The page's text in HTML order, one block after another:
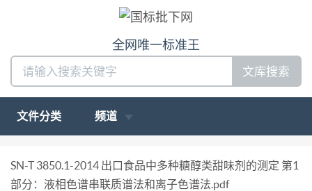
全网唯一标准王
文库搜索
文件分类 频道
SN-T 3850.1-2014 出口食品中多种糖醇类甜味剂的测定 第1
部分：液相色谱串联质谱法和离子色谱法.pdf